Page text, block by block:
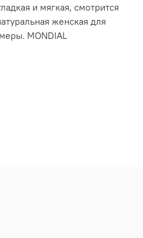
и мягкая, смотрится
женская для
MONDIAL